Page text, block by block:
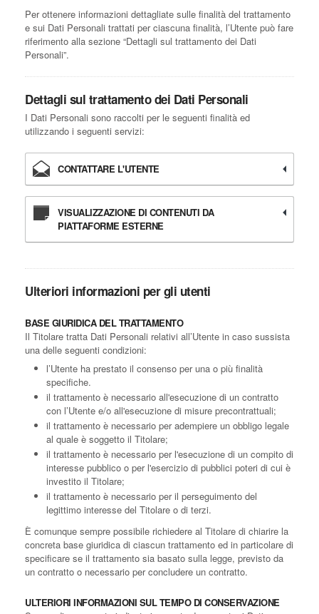
Per ottenere informazioni dettagliate sulle finalità del trattamento
e sui Dati Personali trattati per ciascuna finalità, l’Utente può fare
riferimento alla sezione “Dettagli sul trattamento dei Dati
Personali”.
Dettagli sul trattamento dei Dati Personali
I Dati Personali sono raccolti per le seguenti finalità ed
utilizzando i seguenti servizi:
CONTATTARE L'UTENTE
VISUALIZZAZIONE DI CONTENUTI DA
PIATTAFORME ESTERNE
Ulteriori informazioni per gli utenti
BASE GIURIDICA DEL TRATTAMENTO
Il Titolare tratta Dati Personali relativi all’Utente in caso sussista
una delle seguenti condizioni:
l’Utente ha prestato il consenso per una o più finalità
specifiche.
il trattamento è necessario all'esecuzione di un contratto
con l’Utente e/o all'esecuzione di misure precontrattuali;
il trattamento è necessario per adempiere un obbligo legale
al quale è soggetto il Titolare;
il trattamento è necessario per l'esecuzione di un compito di
interesse pubblico o per l'esercizio di pubblici poteri di cui è
investito il Titolare;
il trattamento è necessario per il perseguimento del
legittimo interesse del Titolare o di terzi.
È comunque sempre possibile richiedere al Titolare di chiarire la
concreta base giuridica di ciascun trattamento ed in particolare di
specificare se il trattamento sia basato sulla legge, previsto da
un contratto o necessario per concludere un contratto.
ULTERIORI INFORMAZIONI SUL TEMPO DI CONSERVAZIONE